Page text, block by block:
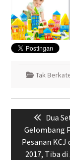
Tak
Navigasi
post:
Dua
Gelombang
Pesanan KCJ
2017, Tiba